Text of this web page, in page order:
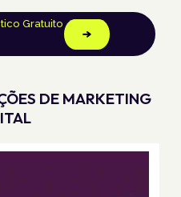
Gratuito
DE MARKETING